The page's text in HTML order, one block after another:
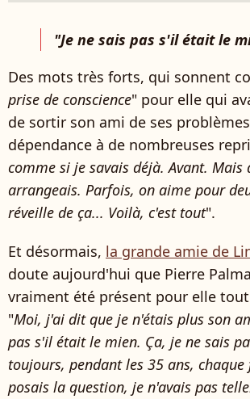
"Je ne sais pas s'il était le
Des mots très forts, qui sonnent
prise de conscience" pour elle qui
de sortir son ami de ses
dépendance à de nombreuses
comme si je savais déjà. Avant. Mais
arrangeais. Parfois, on aime pour
réveille de ça... Voilà, c'est tout".
Et désormais, la grande amie de
doute aujourd'hui que Pierre
vraiment été présent pour elle
"Moi, j'ai dit que je n'étais plus son
pas s'il était le mien. Ça, je ne sais
toujours, pendant les 35 ans,
posais la question, je n'avais pas